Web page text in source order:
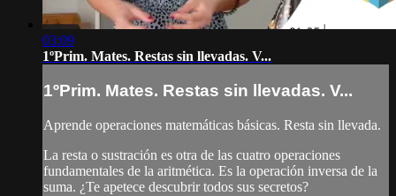
03:09
1ºPrim. Mates. Restas sin llevadas. V...
1ºPrim. Mates. Restas sin llevadas. V...
Aprende operaciones matemáticas básicas. Resta sin llevada.
La resta o sustración es otra de las cuatro operaciones
fundamentales de la aritmética. Es la operación inversa de la
suma. ¿Te apetece descubrir todos sus secretos?